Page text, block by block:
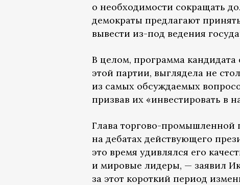
о необходимости сокращать
демократы предлагают
вывести из-под ведения
В целом, программа
этой партии, выглядела не
из самых обсуждаемых
призвав их «инвестировать в
Глава торгово-промышленной
на дебатах действующего
это время удивлялся его
и мировые лидеры, — заявил
за этот короткий период